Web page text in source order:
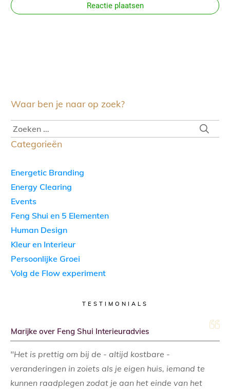
Reactie plaatsen
Waar ben je naar op zoek?
Categorieën
Energetic Branding
Energy Clearing
Events
Feng Shui en 5 Elementen
Human Design
Kleur en Interieur
Persoonlijke Groei
Volg de Flow experiment
TESTIMONIALS
Marijke over Feng Shui Interieuradvies
"Het is prettig om bij de - altijd kostbare -
veranderingen in zoiets als je eigen huis, iemand te
kunnen raadplegen zodat je aan het einde van het